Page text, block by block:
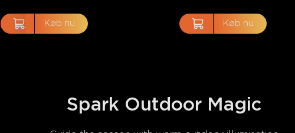
Køb nu Køb nu
Spark Outdoor Magic